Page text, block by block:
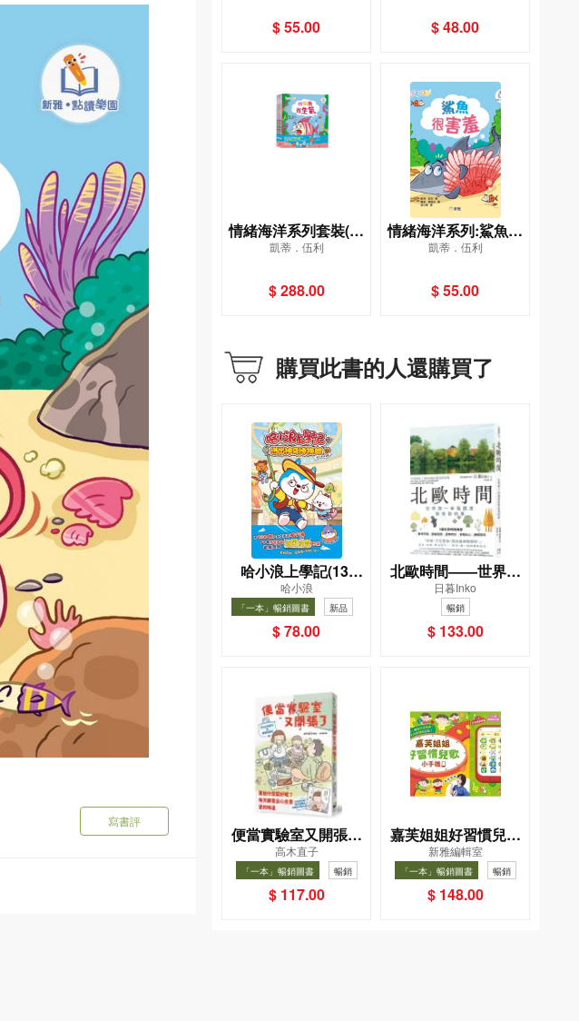
寫書評
$ 55.00 $ 48.00
情緒海洋系列套裝(一
套6冊)
凱蒂．伍利
$ 288.00
情緒海洋系列:鯊魚很
害羞
凱蒂．伍利
$ 55.00
購買此書的人還購買了
哈小浪上學記(13)
——逃出神奇博物館
哈小浪
「一本」暢銷圖書
新品
暢銷
$ 78.00
北歐時間——世界第
一幸福國度教會我的
事
日暮Inko
暢銷
$ 133.00
便當實驗室又開張了
——日日和特別日的
菜單挑戰記
高木直子
「一本」暢銷圖書 暢銷
$ 117.00
嘉芙姐姐好習慣兒歌
小手機
新雅編輯室
「一本」暢銷圖書 暢銷
$ 148.00